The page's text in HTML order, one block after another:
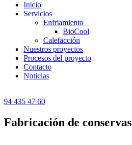
Inicio
Servicios
Enfriamiento
BioCool
Calefacción
Nuestros proyectos
Procesos del proyecto
Contacto
Noticias
94 435 47 60
Fabricación de conservas